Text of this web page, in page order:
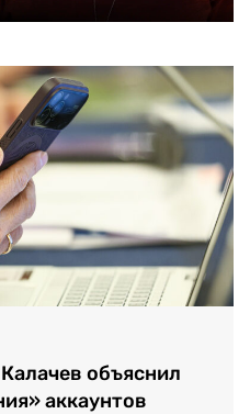
объяснил
аккаунтов